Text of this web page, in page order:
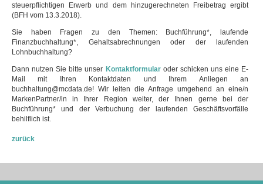
steuerpflichtigen Erwerb und dem hinzugerechneten Freibetrag ergibt
(BFH vom 13.3.2018).
Sie haben Fragen zu den Themen: Buchführung*, laufende
Finanzbuchhaltung*, Gehaltsabrechnungen oder der laufenden
Lohnbuchhaltung?
Dann nutzen Sie bitte unser Kontaktformularoder schicken uns eine E-
Mail mit Ihren Kontaktdaten und Ihrem Anliegen an
buchhaltung@mcdata.de! Wir leiten die Anfrage umgehend an eine/n
MarkenPartner/in in Ihrer Region weiter, der Ihnen gerne bei der
Buchführung* und der Verbuchung der laufenden Geschäftsvorfälle
behilflich ist.
zurück